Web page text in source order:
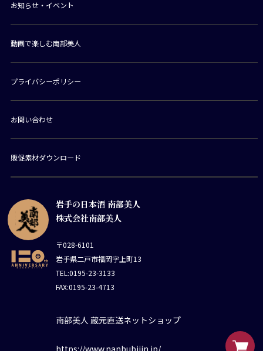
岩手の日本酒 南部美人
株式会社南部美人
〒028-6101
岩手県二戸市福岡字上町13
TEL:0195-23-3133
FAX:0195-23-4713
南部美人 蔵元直送ネットショップ
お知らせ・イベント
動画で楽しむ南部美人
プライバシーポリシー
お問い合わせ
販促素材ダウンロード